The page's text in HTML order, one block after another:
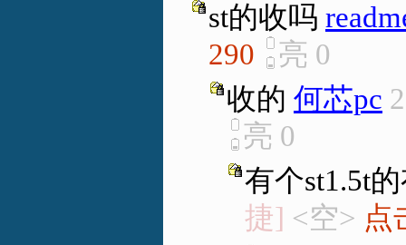
st的收吗
290
亮 0
收的 何芯pc
亮 0
有个st1.5t
捷] <空> 点